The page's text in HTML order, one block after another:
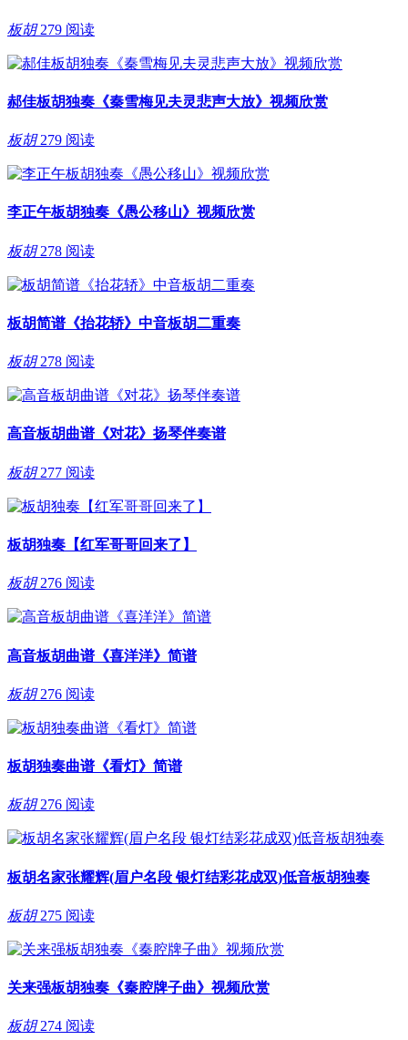
板胡 279 阅读
郝佳板胡独奏《秦雪梅见夫灵悲声大放》视频欣赏
板胡 279 阅读
李正午板胡独奏《愚公移山》视频欣赏
板胡 278 阅读
板胡简谱《抬花轿》中音板胡二重奏
板胡 278 阅读
高音板胡曲谱《对花》扬琴伴奏谱
板胡 277 阅读
板胡独奏【红军哥哥回来了】
板胡 276 阅读
高音板胡曲谱《喜洋洋》简谱
板胡 276 阅读
板胡独奏曲谱《看灯》简谱
板胡 276 阅读
板胡名家张耀辉(眉户名段 银灯结彩花成双)低音板胡独奏
板胡 275 阅读
关来强板胡独奏《秦腔牌子曲》视频欣赏
板胡 274 阅读